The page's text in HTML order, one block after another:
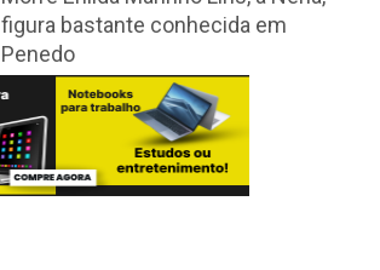
figura bastante conhecida em
Penedo